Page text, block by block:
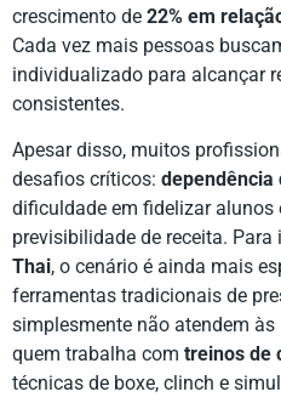
crescimento de 22% em
Cada vez mais pessoas
individualizado para alcançar
consistentes.
Apesar disso, muitos
desafios críticos: dependência
dificuldade em fidelizar alunos
previsibilidade de receita. Para
Thai, o cenário é ainda mais
ferramentas tradicionais de
simplesmente não atendem às
quem trabalha com treinos de
técnicas de boxe, clinch e